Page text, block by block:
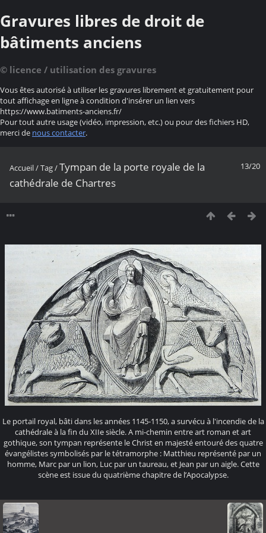
Gravures libres de droit de
bâtiments anciens
© licence / utilisation des gravures
Vous êtes autorisé à utiliser les gravures librement et gratuitement pour
tout affichage en ligne à condition d'insérer un lien vers
https://www.batiments-anciens.fr/
Pour tout autre usage (vidéo, impression, etc.) ou pour des fichiers HD,
merci de nous contacter.
13/20
Accueil/Tag/Tympan de la porte royale de la
cathédrale de Chartres
Le portail royal, bâti dans les années 1145-1150, a survécu à l'incendie de la
cathédrale à la fin du XIIe siècle. A mi-chemin entre art roman et art
gothique, son tympan représente le Christ en majesté entouré des quatre
évangélistes symbolisés par le tétramorphe : Matthieu représenté par un
homme, Marc par un lion, Luc par un taureau, et Jean par un aigle. Cette
scène est issue du quatrième chapitre de l’Apocalypse.